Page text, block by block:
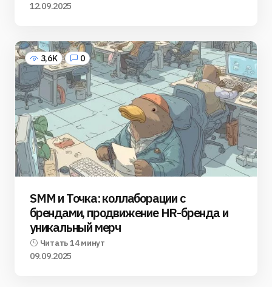
12.09.2025
3,6K 0
SMM и Точка: коллаборации с
брендами, продвижение HR-бренда и
уникальный мерч
Читать 14 минут
09.09.2025